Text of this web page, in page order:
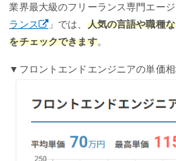
業界最大級のフリーランス専門エージ
ランス
」では、 人気の言語や職種
をチェックできます。
▼フロントエンドエンジニアの単価